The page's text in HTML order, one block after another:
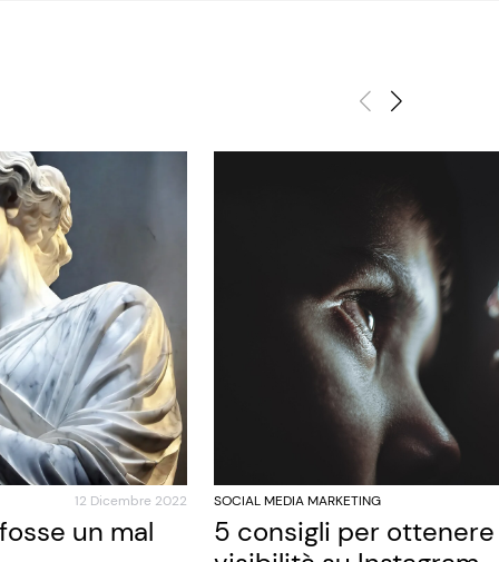
12 Dicembre 2022
un mal
SOCIAL MEDIA MARKETING
5 consigli per